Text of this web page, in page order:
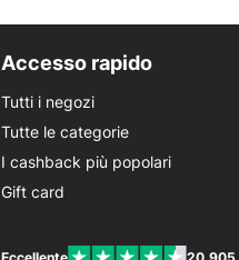
Accesso rapido
Tutti i negozi
Tutte le categorie
I cashback più popolari
Gift card
Eccellente 20.905